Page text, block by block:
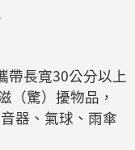
帶長寬30公分以上
（驚）擾物品，
器、氣球、雨傘